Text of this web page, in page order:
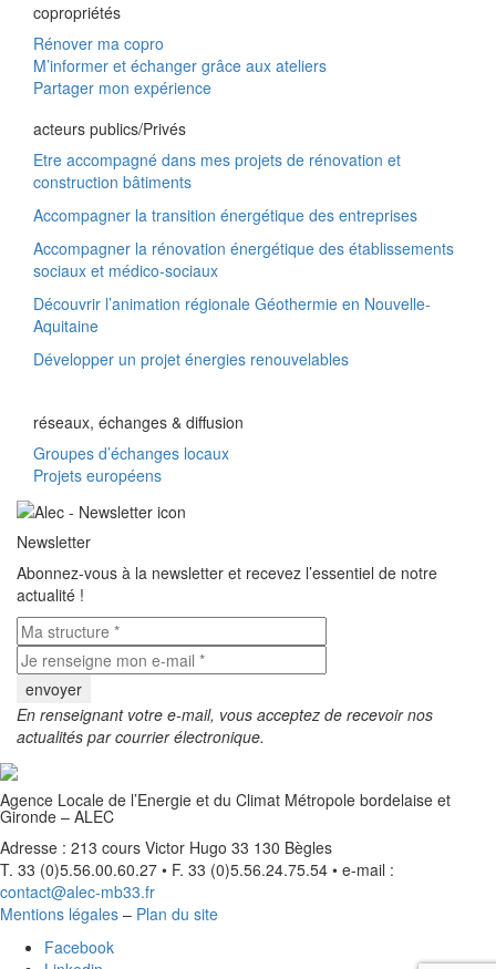
copropriétés
Rénover ma copro
M’informer et échanger grâce aux ateliers
Partager mon expérience
acteurs publics/Privés
Etre accompagné dans mes projets de rénovation et
construction bâtiments
Accompagner la transition énergétique des entreprises
Accompagner la rénovation énergétique des établissements
sociaux et médico-sociaux
Découvrir l’animation régionale Géothermie en Nouvelle-
Aquitaine
Développer un projet énergies renouvelables
réseaux, échanges & diffusion
Groupes d’échanges locaux
Projets européens
Newsletter
Abonnez-vous à la newsletter et recevez l’essentiel de notre
actualité !
En renseignant votre e-mail, vous acceptez de recevoir nos
actualités par courrier électronique.
Agence Locale de l’Energie et du Climat Métropole bordelaise et
Gironde – ALEC
Adresse : 213 cours Victor Hugo 33 130 Bègles
T. 33 (0)5.56.00.60.27 • F. 33 (0)5.56.24.75.54 • e-mail :
contact@alec-mb33.fr
Mentions légales – Plan du site
Facebook